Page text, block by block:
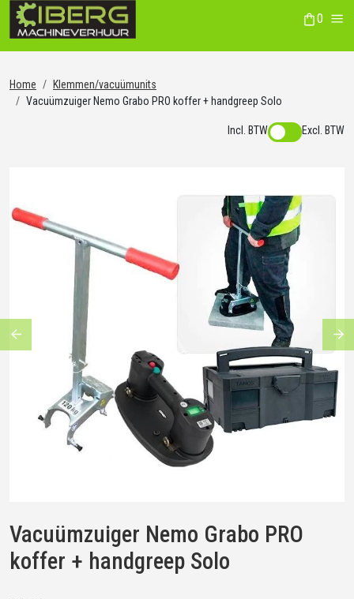
0
Home
Klemmen/vacuümunits
Vacuümzuiger Nemo Grabo PRO koffer + handgreep Solo
Incl. BTW Excl. BTW
Previous
Vacuümzuiger Nemo Grabo PRO
koffer + handgreep Solo